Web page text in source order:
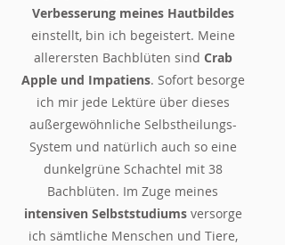
Verbesserung meines Hautbildes
einstellt, bin ich begeistert. Meine
allerersten Bachblüten sind Crab
Apple und Impatiens. Sofort besorge
ich mir jede Lektüre über dieses
außergewöhnliche Selbstheilungs-
System und natürlich auch so eine
dunkelgrüne Schachtel mit 38
Bachblüten. Im Zuge meines
intensiven Selbststudiumsversorge
ich sämtliche Menschen und Tiere,